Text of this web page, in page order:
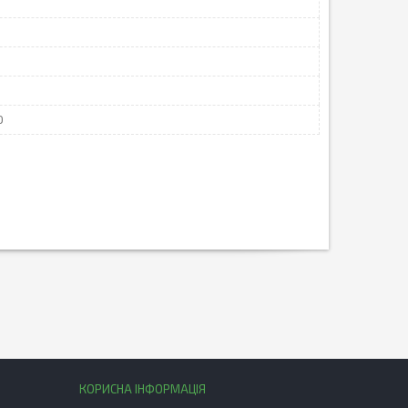
КОРИСНА ІНФОРМАЦІЯ